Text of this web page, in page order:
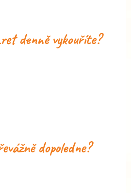
denně vykouříte?
dopoledne?